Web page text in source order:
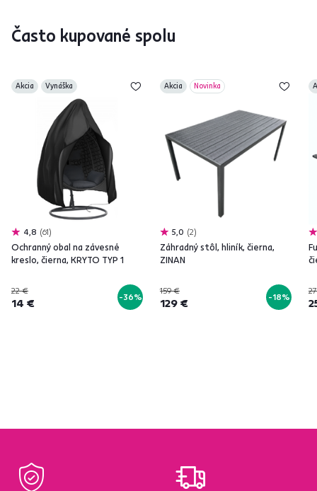
Často kupované spolu
Akcia Vynáška
4,8 61
Ochranný obal na závesné
kreslo, čierna, KRYTO TYP 1
22 €
14 € -36%
Akcia Novinka
5,0 2
Záhradný stôl, hliník, čierna,
ZINAN
159 €
129 € -18%